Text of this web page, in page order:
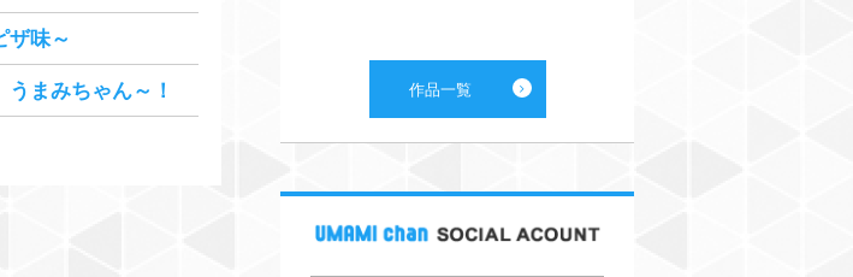
ザ味～
まみちゃん～！ 作品一覧